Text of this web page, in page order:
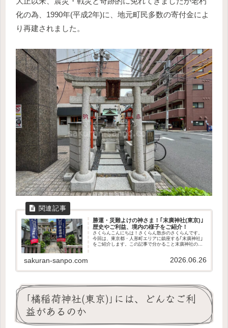
化の為、1990年(平成2年)に、地元町民多数の寄付金によ
り再建されました。
勝運・災難よけの神さま！｢末廣神社(東京)｣
歴史やご利益、境内の様子をご紹介！
さくらんこんにちは！さくらん散歩のさくらんです。
今回は、東京都・人形町エリアに鎮座する｢末廣神社｣
をご紹介します。この記事で分かること末廣神社の歴
sakuran-sanpo.com 2026.06.26
｢橘稲荷神社(東京)｣には、どんなご利
益があるのか